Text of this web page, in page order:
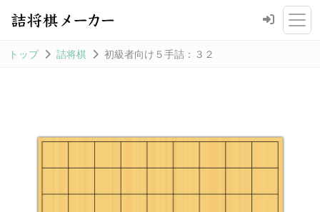
トップ 詰将棋 初級者向け５手詰：３２